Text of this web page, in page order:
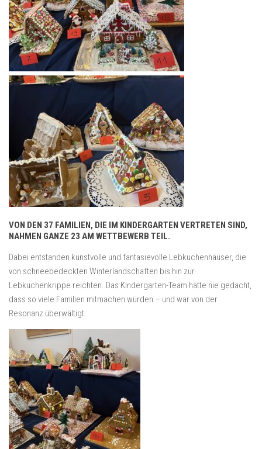
VON DEN 37 FAMILIEN, DIE IM KINDERGARTEN VERTRETEN SIND,
NAHMEN GANZE 23 AM WETTBEWERB TEIL.
Dabei entstanden kunstvolle und fantasievolle Lebkuchenhäuser, die
von schneebedeckten Winterlandschaften bis hin zur
Lebkuchenkrippe reichten. Das Kindergarten-Team hätte nie gedacht,
dass so viele Familien mitmachen würden – und war von der
Resonanz überwältigt.